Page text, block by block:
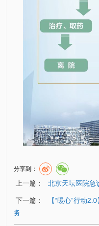
分享到：
上一篇： 北京天坛医院急
下一篇：
【“暖心”行动
务